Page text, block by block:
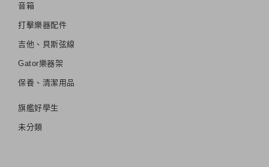
音箱
打擊樂器配件
吉他、貝斯弦線
Gator樂器架
保養、清潔用品
旗艦好學生
未分類